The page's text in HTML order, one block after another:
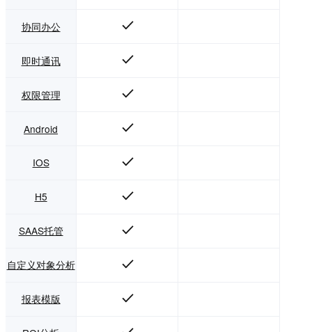
协同办公
即时通讯
权限管理
Android
IOS
H5
SAAS托管
自定义对象分析
报表模版